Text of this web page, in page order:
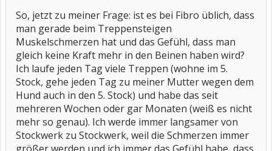
So, jetzt zu meiner Frage: ist es bei Fibro üblich, dass
man gerade beim Treppensteigen
Muskelschmerzen hat und das Gefühl, dass man
gleich keine Kraft mehr in den Beinen haben wird?
Ich laufe jeden Tag viele Treppen (wohne im 5.
Stock, gehe jeden Tag zu meiner Mutter wegen dem
Hund auch in den 5. Stock) und habe das seit
mehreren Wochen oder gar Monaten (weiß es nicht
mehr so genau). Ich werde immer langsamer von
Stockwerk zu Stockwerk, weil die Schmerzen immer